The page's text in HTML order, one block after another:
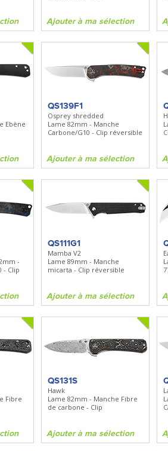
Ajouter à ma sélection
Ebène
QS139F1
Osprey shredded
Lame 82mm - Manche
Carbone/G10 - Clip réversible
Ajouter à ma sélection
-
- Clip
QS111G1
Mamba V2
Lame 89mm - Manche
micarta - Clip réversible
Ajouter à ma sélection
Fibre
QS131S
Hawk
Lame 82mm - Manche Fibre
de carbone - Clip
Ajouter à ma sélection